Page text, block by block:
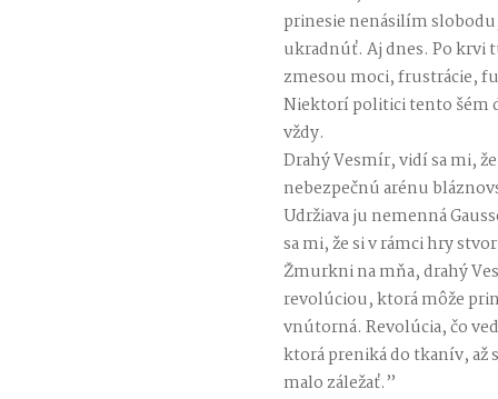
prinesie nenásilím
ukradnúť. Aj dnes. Po krvi
zmesou moci, frustrácie,
Niektorí politici tento šém
vždy.
Drahý Vesmír, vidí sa mi,
nebezpečnú arénu
Udržiava ju nemenná
sa mi, že si v rámci hry
Žmurkni na mňa, drahý
revolúciou, ktorá môže
vnútorná. Revolúcia, čo
ktorá preniká do tkanív, až
malo záležať.”